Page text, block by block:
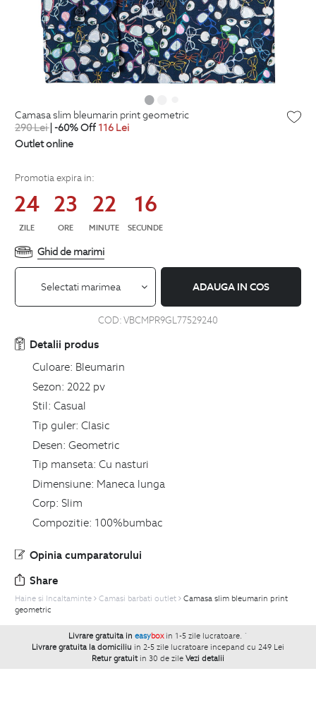
camasa slim bleumarin print geometric
290Lei| -60% Off 116 Lei
Outlet online
Promotia expira in:
24
ZILE
23
ORE
22
MINUTE
15
SECUNDE
Ghid de marimi
Selectati marimea ADAUGA IN COS
COD:VBCMPR9GL77529240
Detalii produs
Culoare: Bleumarin
Sezon: 2022 pv
Stil: Casual
Tip guler: Clasic
Desen: Geometric
Tip manseta: Cu nasturi
Dimensiune: Maneca lunga
Corp: Slim
Compozitie: 100%bumbac
Opinia cumparatorului
Share
Haine si Incaltaminte Camasi barbati outlet
Camasa slim bleumarin print
geometric
Livrare gratuita in easybox in 1-5 zile lucratoare. `
Livrare gratuita la domiciliu in 2-5 zile lucratoare incepand cu 249 Lei
Retur gratuit in 30 de zile Vezi detalii